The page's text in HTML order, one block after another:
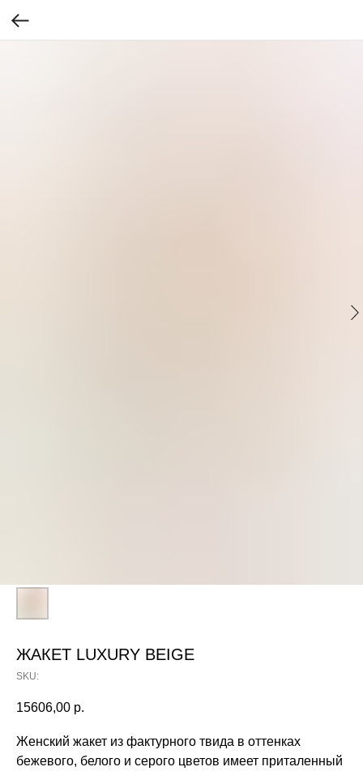
ЖАКЕТ LUXURY BEIGE
SKU:
15606,00 р.
Женский жакет из фактурного твида в оттенках
бежевого, белого и серого цветов имеет приталенный